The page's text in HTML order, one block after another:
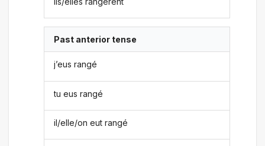
Past anterior tense
j’eus rangé
tu eus rangé
il/elle/on eut rangé